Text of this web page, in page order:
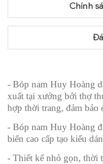
Chính
- Bóp nam Huy Hoàng
xuất tại xưởng bởi thợ
hợp thời trang, đảm bảo
- Bóp nam Huy Hoàng
biển cao cấp tạo kiểu
- Thiết kế nhỏ gọn, thời